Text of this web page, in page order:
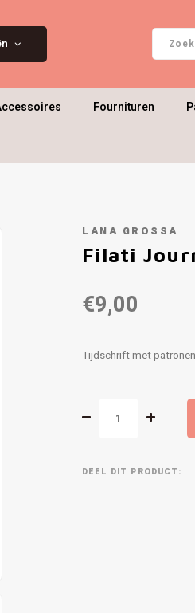
Fournituren
LANA GROSSA
Filati
€9,00
Tijdschrift met
DEEL DIT PRODUCT: